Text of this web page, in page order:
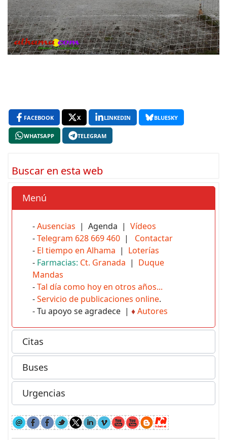
FACEBOOK X LINKEDIN BLUESKY
WHATSAPP TELEGRAM
Buscar en esta web
Menú
-Ausencias | Agenda | Vídeos
-Telegram 628 669 460 | Contactar
- El tiempo en Alhama | Loterías
- Farmacias: Ct. Granada | Duque
Mandas
-Tal día como hoy en otros años...
-Servicio de publicaciones online.
- Tu apoyo se agradece | ♦Autores
Citas
Buses
Urgencias